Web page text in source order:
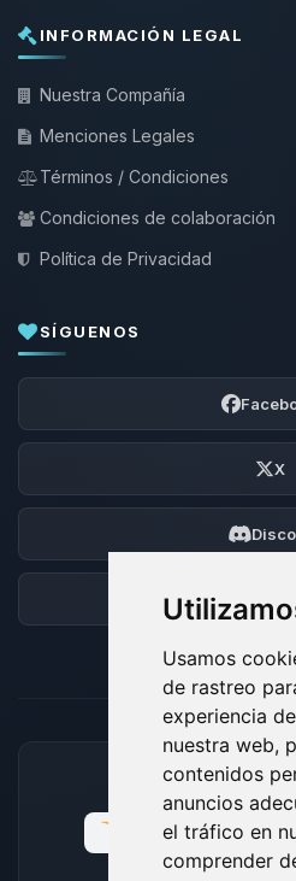
Usamos
de rastreo
experiencia
nuestra web,
contenidos
anuncios
el tráfico en
comprender
INFORMACIÓN LEGAL
Nuestra Compañía
Menciones Legales
Términos / Condiciones
Condiciones de colaboración
Política de Privacidad
SÍGUENOS
X
Foro
MÉTODOS DE